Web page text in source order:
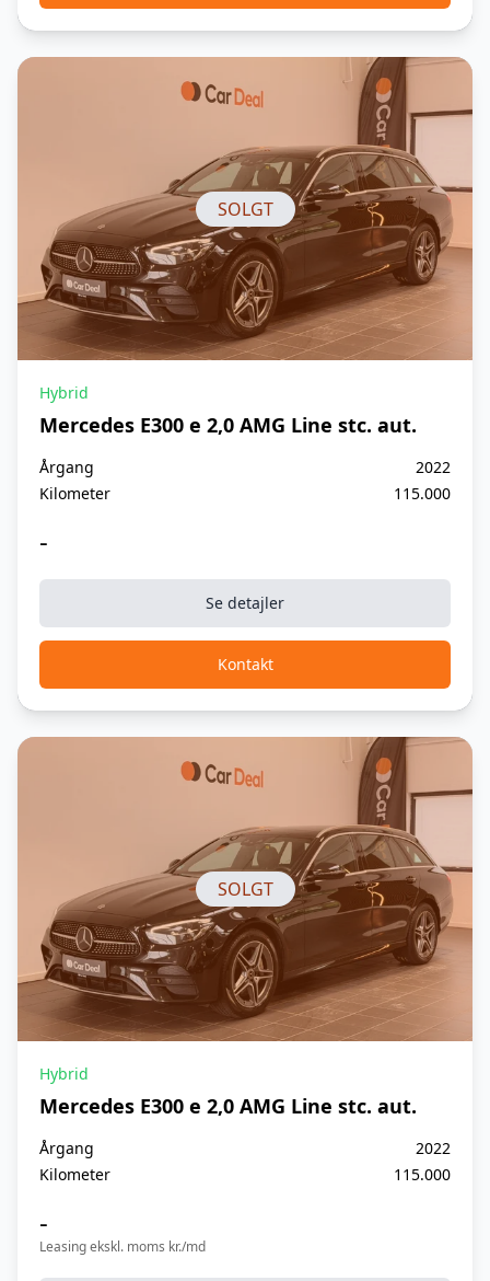
Svingbart træk
Svingbart træk, elektrisk
Sædevarme
SOLGT
Hybrid
Mercedes E300 e 2,0 AMG Line stc. aut.
Årgang
2022
Kilometer
115.000
-
Se detajler
Kontakt
SOLGT
Hybrid
Mercedes E300 e 2,0 AMG Line stc. aut.
Årgang
2022
Kilometer
115.000
-
Leasing ekskl. moms kr./md